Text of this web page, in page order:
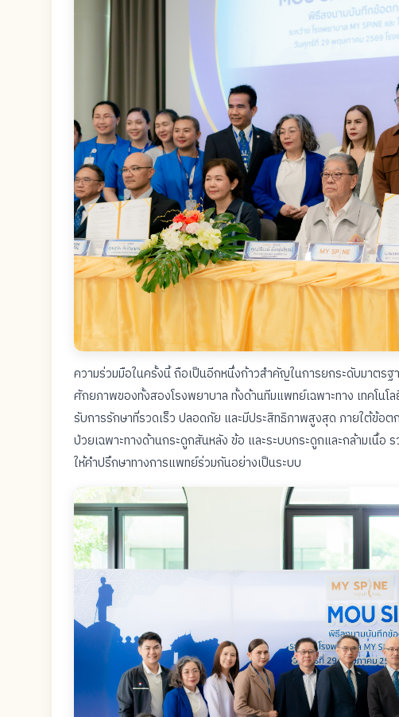
ความร่วมมือในครั้งนี้ ถือเป็นอีกหนึ่งก้าวสำคัญในการยกระดับมาตร
ศักยภาพของทั้งสองโรงพยาบาล ทั้งด้านทีมแพทย์เฉพาะทาง เทคโน
รับการรักษาที่รวดเร็ว ปลอดภัย และมีประสิทธิภาพสูงสุด ภายใต้ข้
ป่วยเฉพาะทางด้านกระดูกสันหลัง ข้อ และระบบกระดูกและกล้ามเนื้
ให้คำปรึกษาทางการแพทย์ร่วมกันอย่างเป็นระบบ